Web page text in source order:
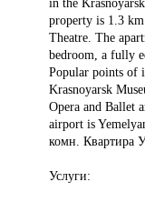
in the
property is 1.3
Theatre. The
bedroom, a fully
Popular points of
Krasnoyarsk
Opera and Ballet
airport is
комн. Квартира
Услуги: